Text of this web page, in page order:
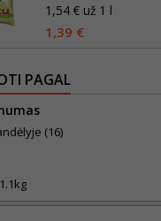
1,54 € už 1 l
1,39 €
PAGAL
(16)